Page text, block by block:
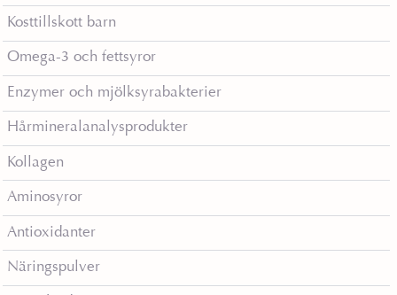
Kosttillskott barn
Omega-3 och fettsyror
Enzymer och mjölksyrabakterier
Hårmineralanalysprodukter
Kollagen
Aminosyror
Antioxidanter
Näringspulver